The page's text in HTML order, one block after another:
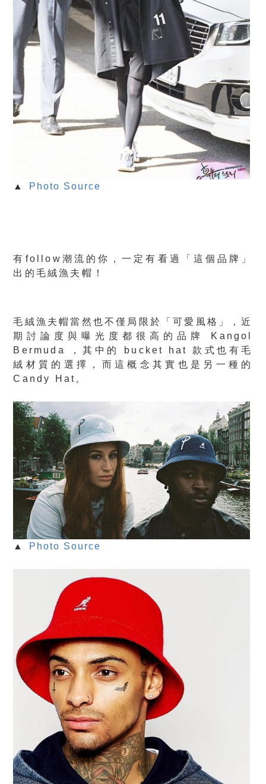
▲ Photo Source
有follow潮流的你，一定有看過「這個品牌」
出的毛絨漁夫帽！
毛絨漁夫帽當然也不僅局限於「可愛風格」，近
期討論度與曝光度都很高的品牌 Kangol
Bermuda ，其中的 bucket hat 款式也有毛
絨材質的選擇，而這概念其實也是另一種的
Candy Hat。
▲ Photo Source